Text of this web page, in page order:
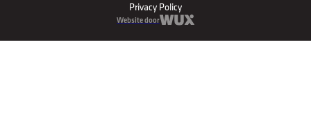
Privacy Policy
Website door